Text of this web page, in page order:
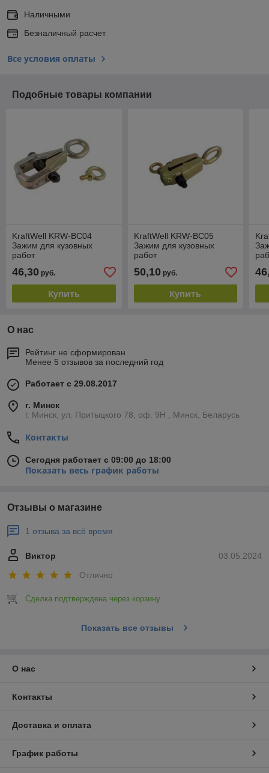
Наличными
Безналичный расчет
Все условия оплаты
Подобные товары компании
KraftWell KRW-BC04
Зажим для кузовных
работ
макс. усилие 3т
46,30 руб.
Купить
KraftWell KRW-BC05
Зажим для кузовных
работ
макс. усилие 3т
50,10руб.
Купить
О нас
Рейтинг не сформирован
Менее 5 отзывов за последний год
Работает с 29.08.2017
г. Минск
г. Минск, ул. Притыцкого 78, оф. 9Н , Минск, Беларусь
Контакты
Сегодня работает с 09:00 до 18:00
Показать весь график работы
Отзывы о магазине
1 отзыва за всё время
03.05.2024
Виктор
Отлично
Сделка подтверждена через корзину
Показать все отзывы
О нас
Контакты
Доставка и оплата
График работы